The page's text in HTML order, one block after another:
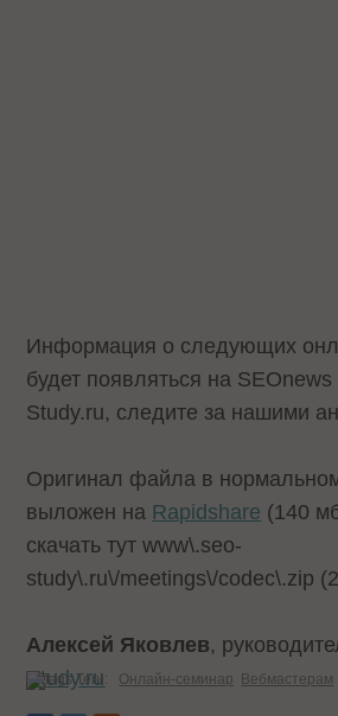
Информация о следующих
будет появляться на
Study.ru, следите за нашими
Оригинал файла в
выложен на Rapidshare (140
скачать тутwww\.seo-
study\.ru\/meetings\/codec\.zip
Алексей Яковлев,
Study.ru
Теги: Онлайн-семинар Вебмастерам